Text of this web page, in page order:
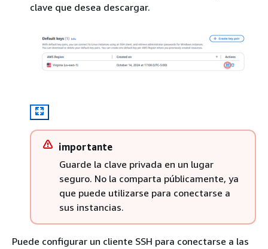
clave que desea descargar.
importante
Guarde la clave privada en un lugar
seguro. No la comparta públicamente, ya
que puede utilizarse para conectarse a
sus instancias.
Puede configurar un cliente SSH para conectarse a las